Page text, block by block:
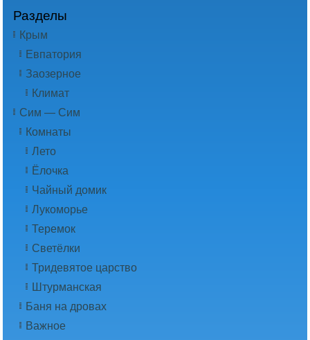
Разделы
Крым
Евпатория
Заозерное
Климат
Сим — Сим
Комнаты
Лето
Ёлочка
Чайный домик
Лукоморье
Теремок
Светёлки
Тридевятое царство
Штурманская
Баня на дровах
Важное